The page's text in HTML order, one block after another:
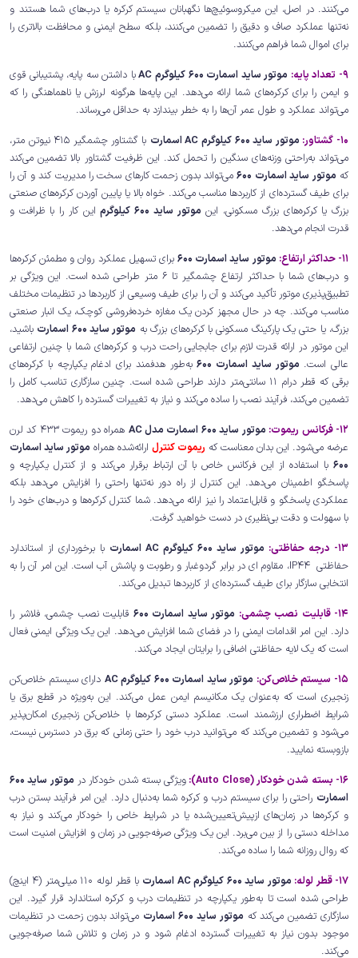
می‌کنند. در اصل، این میکروسوئیچ‌ها نگهبانان سیستم کرکره یا درب‌های شما هستند و
نه‌تنها عملکرد صاف و دقیق را تضمین می‌کنند، بلکه سطح ایمنی و محافظت بالاتری را
برای اموال شما فراهم می‌کنند.
9- تعداد پایه:
موتور ساید اسمارت 600 کیلوگرم AC
با داشتن سه پایه، پشتیبانی قوی
و ایمن را برای کرکره‌های شما ارائه می‌دهد. این پایه‌ها هرگونه لرزش یا ناهماهنگی را که
می‌تواند عملکرد و طول عمر آن‌ها را به خطر بیندازد به حداقل می‌رساند.
10- گشتاور:
موتور ساید 600 کیلوگرم AC اسمارت
با گشتاور چشمگیر 415 نیوتن متر،
می‌تواند به‌راحتی وزنه‌های سنگین را تحمل کند. این ظرفیت گشتاور بالا تضمین می‌کند
که موتور ساید اسمارت 600
می‌تواند بدون زحمت کارهای سخت را مدیریت کند و آن را
برای طیف گسترده‌ای از کاربردها مناسب می‌کند. خواه بالا یا پایین آوردن کرکره‌های صنعتی
بزرگ یا کرکره‌های بزرگ مسکونی، این موتور ساید 600 کیلوگرم
این کار را با ظرافت و
قدرت انجام می‌دهد.
11- حداکثر ارتفاع:
موتور ساید اسمارت 600
برای تسهیل عملکرد روان و مطمئن کرکره‌ها
و درب‌های شما با حداکثر ارتفاع چشمگیر تا 6 متر طراحی شده است. این ویژگی بر
تطبیق‌پذیری موتور تأکید می‌کند و آن را برای طیف وسیعی از کاربردها در تنظیمات مختلف
مناسب می‌کند. چه در حال مجهز کردن یک مغازه خرده‌فروشی کوچک، یک انبار صنعتی
بزرگ، یا حتی یک پارکینگ مسکونی با کرکره‌های بزرگ به موتور ساید 600 اسمارت
باشید،
این موتور در ارائه قدرت لازم برای جابجایی راحت درب و کرکره‌های شما با چنین ارتفاعی
عالی است. موتور ساید اسمارت 600
به‌طور هدفمند برای ادغام یکپارچه با کرکره‌های
برقی که قطر درام 11 سانتی‌متر دارند طراحی شده است. چنین سازگاری تناسب کامل را
تضمین می‌کند، فرآیند نصب را ساده می‌کند و نیاز به تغییرات گسترده را کاهش می‌دهد.
12- فرکانس ریموت:
موتور ساید 600 اسمارت مدل AC
همراه دو ریموت 433 کد لرن
عرضه می‌شود. این بدان معناست که ریموت کنترل ارائه‌شده همراه موتور ساید اسمارت
600 با استفاده از این فرکانس خاص با آن ارتباط برقرار می‌کند و از کنترل یکپارچه و
پاسخگو اطمینان می‌دهد. این کنترل از راه دور نه‌تنها راحتی را افزایش می‌دهد بلکه
عملکردی پاسخگو و قابل‌اعتماد را نیز ارائه می‌دهد. شما کنترل کرکره‌ها و درب‌های خود را
با سهولت و دقت بی‌نظیری در دست خواهید گرفت.
13- درجه حفاظتی:
موتور ساید 600 کیلوگرم AC اسمارت
با برخورداری از استاندارد
حفاظتی IP44، مقاوم ای در برابر گردوغبار و رطوبت و پاشش آب است. این امر آن را به
انتخابی سازگار برای طیف گسترده‌ای از کاربردها تبدیل می‌کند.
14- قابلیت نصب چشمی:
موتور ساید اسمارت 600
قابلیت نصب چشمی، فلاشر را
دارد. این امر اقدامات ایمنی را در فضای شما افزایش می‌دهد. این یک ویژگی ایمنی فعال
است که یک لایه حفاظتی اضافی را برایتان ایجاد می‌کند.
15- سیستم خلاص‌کن:
موتور ساید اسمارت 600 کیلوگرم AC
دارای سیستم خلاص‌کن
زنجیری است که به‌عنوان یک مکانیسم ایمن عمل می‌کند. این به‌ویژه در قطع برق یا
شرایط اضطراری ارزشمند است. عملکرد دستی کرکره‌ها با خلاص‌کن زنجیری امکان‌پذیر
می‌شود و تضمین می‌کند که می‌توانید درب خود را حتی زمانی که برق در دسترس نیست،
بازوبسته نمایید.
16- بسته شدن خودکار (Auto Close):
ویژگی بسته شدن خودکار در
موتور ساید 600
اسمارت راحتی را برای سیستم درب و کرکره شما به‌دنبال دارد. این امر فرآیند بستن درب
و کرکره‌ها در زمان‌های ازپیش‌تعیین‌شده یا در شرایط خاص را خودکار می‌کند و نیاز به
مداخله دستی را از بین می‌برد. این یک ویژگی صرفه‌جویی در زمان و افزایش امنیت است
که روال روزانه شما را ساده می‌کند.
17- قطر لوله:
موتور ساید 600 کیلوگرم AC اسمارت
با قطر لوله 110 میلی‌متر (4 اینچ)
طراحی شده است تا به‌طور یکپارچه در تنظیمات درب و کرکره استاندارد قرار گیرد. این
سازگاری تضمین می‌کند که موتور ساید 600 اسمارت
می‌تواند بدون زحمت در تنظیمات
موجود بدون نیاز به تغییرات گسترده ادغام شود و در زمان و تلاش شما صرفه‌جویی
می‌کند.